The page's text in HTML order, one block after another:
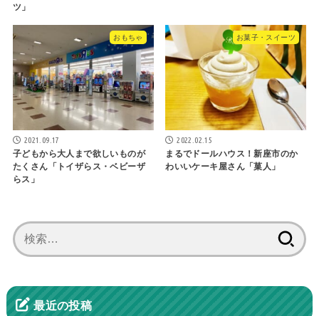
ツ」
おもちゃ
2021.09.17
子どもから大人まで欲しいものが
たくさん「トイザらス・ベビーザ
らス」
お菓子・スイーツ
2022.02.15
まるでドールハウス！新座市のか
わいいケーキ屋さん「菓人」
索:
最近の投稿